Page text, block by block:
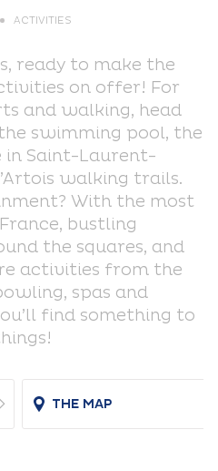
ACTIVITIES
ready to make the
on offer! For
and walking, head
swimming pool, the
Saint-Laurent-
walking trails.
With the most
bustling
the squares, and
activities from the
spas and
find something to
THE MAP